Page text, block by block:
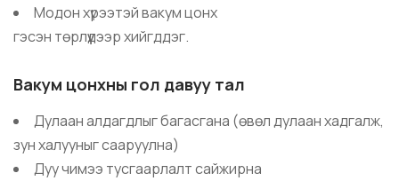
Модон хүрээтэй вакум цонх
гэсэн төрлүүдээр хийгддэг.
Вакум цонхны гол давуу тал
Дулаан алдагдлыг багасгана (өвөл дулаан хадгалж,
зун халууныг сааруулна)
Дуу чимээ тусгаарлалт сайжирна